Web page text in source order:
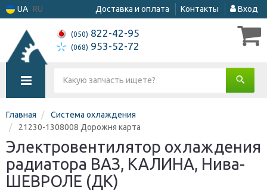
UA RU Доставка и оплата Контакты Вход
(050) 822-42-95
(068) 953-52-72
Главная
Система охлаждения
21230-1308008 Дорожня карта
Электровентилятор охлаждения
радиатора ВАЗ, КАЛИНА, Нива-
ШЕВРОЛЕ (ДК)